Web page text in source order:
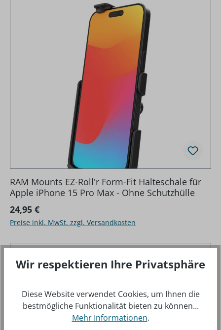
RAM Mounts EZ-Roll'r Form-Fit Halteschale für
Apple iPhone 15 Pro Max - Ohne Schutzhülle
Regulärer Preis:
24,95 €
Preise inkl. MwSt. zzgl. Versandkosten
Wir respektieren Ihre Privatsphäre
Diese Website verwendet Cookies, um Ihnen die
bestmögliche Funktionalität bieten zu können...
Mehr Informationen.